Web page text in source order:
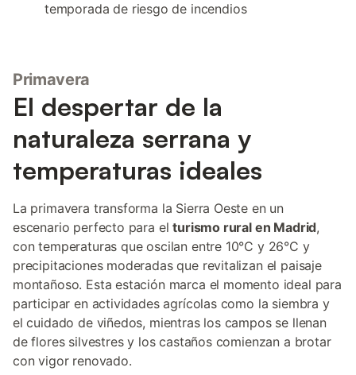
temporada de riesgo de incendios
Primavera
El despertar de la
naturaleza serrana y
temperaturas ideales
La primavera transforma la Sierra Oeste en un
escenario perfecto para elturismo rural en Madrid,
con temperaturas que oscilan entre 10°C y 26°C y
precipitaciones moderadas que revitalizan el paisaje
montañoso. Esta estación marca el momento ideal para
participar en actividades agrícolas como la siembra y
el cuidado de viñedos, mientras los campos se llenan
de flores silvestres y los castaños comienzan a brotar
con vigor renovado.